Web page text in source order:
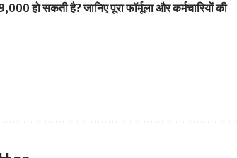
हो सकती है? जानिए पूरा फॉर्मूला और कर्मचारियों की